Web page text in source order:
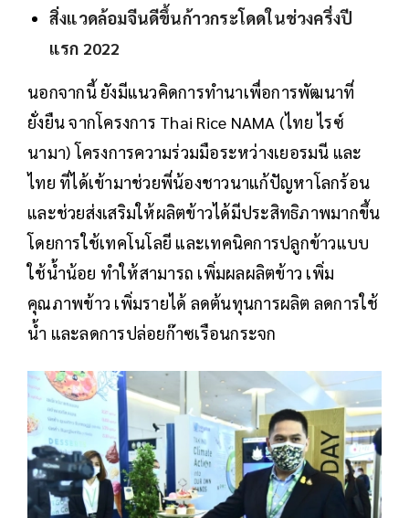
สิ่งแวดล้อมจีนดีขึ้นก้าวกระโดดในช่วงครึ่งปี
แรก 2022
นอกจากนี้ ยังมีแนวคิดการทำนาเพื่อการพัฒนาที่
ยั่งยืน จากโครงการ Thai Rice NAMA (ไทย ไรซ์
นามา) โครงการความร่วมมือระหว่างเยอรมนี และ
ไทย ที่ได้เข้ามาช่วยพี่น้องชาวนาแก้ปัญหาโลกร้อน
และช่วยส่งเสริมให้ผลิตข้าวได้มีประสิทธิภาพมากขึ้น
โดยการใช้เทคโนโลยี และเทคนิคการปลูกข้าวแบบ
ใช้น้ำน้อย ทำให้สามารถ เพิ่มผลผลิตข้าว เพิ่ม
คุณภาพข้าว เพิ่มรายได้ ลดต้นทุนการผลิต ลดการใช้
น้ำ และลดการปล่อยก๊าซเรือนกระจก